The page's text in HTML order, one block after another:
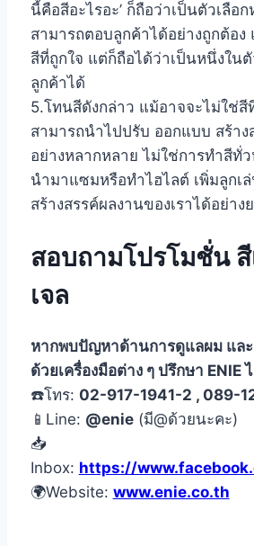
นี้คือสีอะไรอะ’ ก็ถือว่าเป็นตัวเลือก
สามารถตอบลูกค้าได้อย่างถูกต้อง
สีที่ถูกใจ แต่ก็ถือได้ว่าเป็นหนึ่งใน
ลูกค้าได้
5.โทนสีดังกล่าว แม้อาจจะไม่ใช่สี
สามารถนำไปปรับ ออกแบบ สร้าง
อย่างหลากหลาย ไม่ใช่การทำสีทั่
นำมาแซมหรือทำไฮไลต์ เพิ่มลูกเ
สร้างสรรค์ผลงานของเราได้อย่าง
สอบถามโปรโมชั่น
เจล
หากพบปัญหาด้านการดูแลผม แล
ด้วยเครื่องมือต่าง ๆ ปรึกษา ENIE
☎️โทร: 02-917-1941-2 , 089-
📱Line: @enie(มี@ด้วยนะคะ)
📥
Inbox: https://
🌍Website: www.enie.co.th